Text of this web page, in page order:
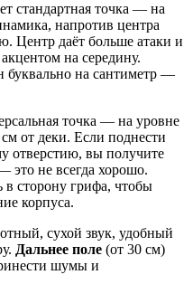
стандартная точка — на
напротив центра
Центр даёт больше атаки и
на середину.
буквально на сантиметр —
точка — на уровне
от деки. Если поднести
отверстию, вы получите
это не всегда хорошо.
сторону грифа, чтобы
корпуса.
сухой звук, удобный
Дальнее поле (от 30 см)
шумы и